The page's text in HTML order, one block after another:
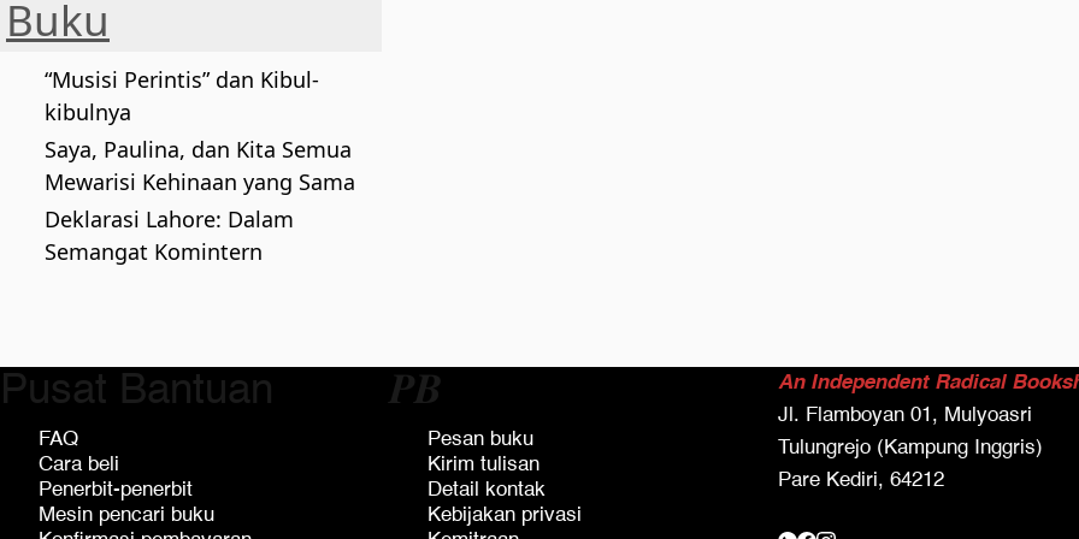
Buku
“Musisi Perintis” dan Kibul-
kibulnya
Saya, Paulina, dan Kita Semua
Mewarisi Kehinaan yang Sama
Deklarasi Lahore: Dalam
Semangat Komintern
Pusat Bantuan
FAQ
Cara beli
Penerbit-penerbit
Mesin pencari buku
𝑷𝑩
Pesan buku
Kirim tulisan
Detail kontak
Kebijakan privasi
An Independent Radical
Jl. Flamboyan 01, Mulyoasri
Tulungrejo (Kampung Inggris)
Pare Kediri, 64212